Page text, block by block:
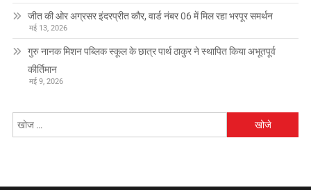
जीत की ओर अग्रसर इंदरप्रीत कौर, वार्ड नंबर 06 में मिल रहा भरपूर समर्थन
मई 13, 2026
गुरु नानक मिशन पब्लिक स्कूल के छात्र पार्थ ठाकुर ने स्थापित किया अभूतपूर्व
कीर्तिमान
मई 9, 2026
को